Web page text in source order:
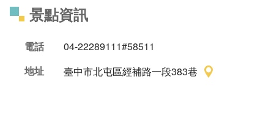
景點資訊
電話
04-22289111#58511
地址
臺中市北屯區經補路一段383巷